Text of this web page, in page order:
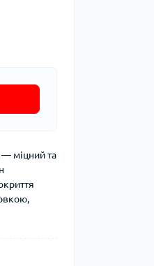
— міцний та